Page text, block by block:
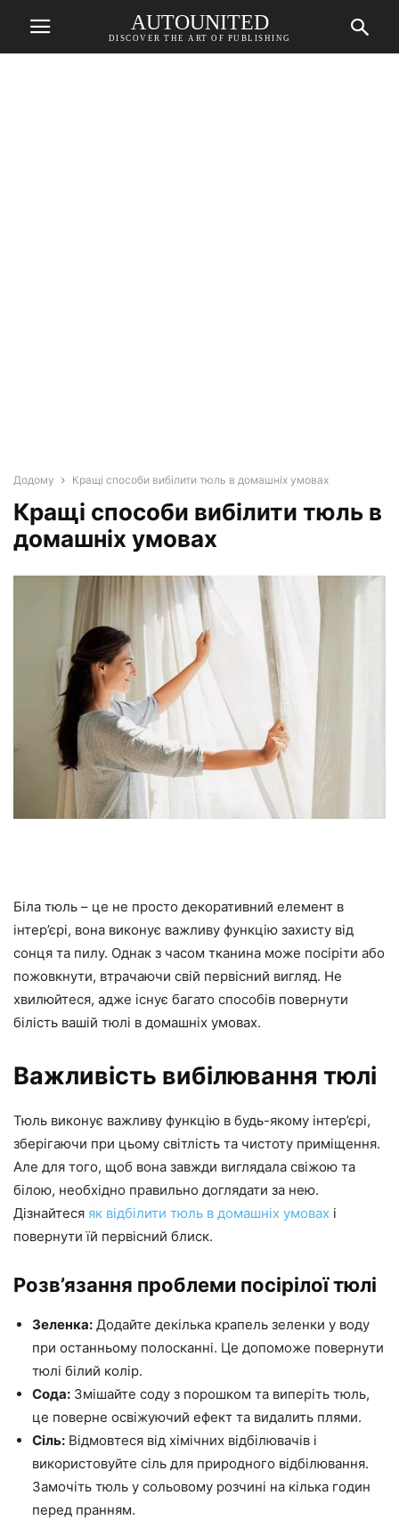
AUTOUNITED
DISCOVER THE ART OF PUBLISHING
Додому Кращі способи вибілити тюль в домашніх умовах
Кращі способи вибілити тюль в
домашніх умовах
Біла тюль – це не просто декоративний елемент в
інтер’єрі, вона виконує важливу функцію захисту від
сонця та пилу. Однак з часом тканина може посіріти або
пожовкнути, втрачаючи свій первісний вигляд. Не
хвилюйтеся, адже існує багато способів повернути
білість вашій тюлі в домашніх умовах.
Важливість вибілювання тюлі
Тюль виконує важливу функцію в будь-якому інтер’єрі,
зберігаючи при цьому світлість та чистоту приміщення.
Але для того, щоб вона завжди виглядала свіжою та
білою, необхідно правильно доглядати за нею.
Дізнайтеся як відбілити тюль в домашніх умовах і
повернути їй первісний блиск.
Розв’язання проблеми посірілої тюлі
Зеленка: Додайте декілька крапель зеленки у воду
при останньому полосканні. Це допоможе повернути
тюлі білий колір.
Сода: Змішайте соду з порошком та виперіть тюль,
це поверне освіжуючий ефект та видалить плями.
Сіль: Відмовтеся від хімічних відбілювачів і
використовуйте сіль для природного відбілювання.
Замочіть тюль у сольовому розчині на кілька годин
перед пранням.